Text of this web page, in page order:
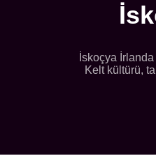
İskoçya
Kelt kültürü,